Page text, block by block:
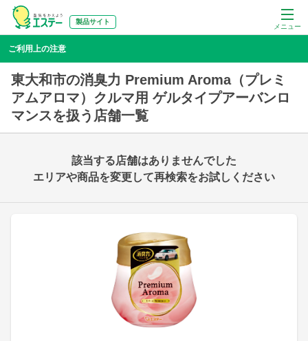
メニュー
製品サイト
ご利用上の注意
東大和市の消臭力 Premium Aroma（プレミ
アムアロマ）クルマ用 ゲルタイプアーバンロ
マンスを扱う店舗一覧
該当する店舗はありませんでした
エリアや商品を変更して再検索をお試しください